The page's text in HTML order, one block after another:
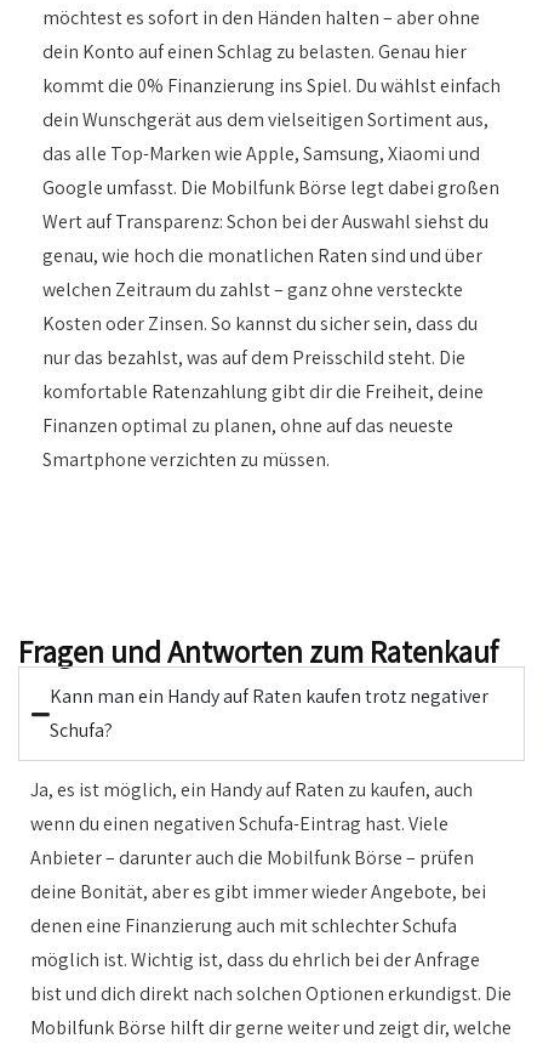
möchtest es sofort in den Händen halten – aber ohne
dein Konto auf einen Schlag zu belasten. Genau hier
kommt die 0% Finanzierung ins Spiel. Du wählst einfach
dein Wunschgerät aus dem vielseitigen Sortiment aus,
das alle Top-Marken wie Apple, Samsung, Xiaomi und
Google umfasst. Die Mobilfunk Börse legt dabei großen
Wert auf Transparenz: Schon bei der Auswahl siehst du
genau, wie hoch die monatlichen Raten sind und über
welchen Zeitraum du zahlst – ganz ohne versteckte
Kosten oder Zinsen. So kannst du sicher sein, dass du
nur das bezahlst, was auf dem Preisschild steht. Die
komfortable Ratenzahlung gibt dir die Freiheit, deine
Finanzen optimal zu planen, ohne auf das neueste
Smartphone verzichten zu müssen.
Fragen und Antworten zum Ratenkauf
Kann man ein Handy auf Raten kaufen trotz negativer
Schufa?
Ja, es ist möglich, ein Handy auf Raten zu kaufen, auch
wenn du einen negativen Schufa-Eintrag hast. Viele
Anbieter – darunter auch die Mobilfunk Börse – prüfen
deine Bonität, aber es gibt immer wieder Angebote, bei
denen eine Finanzierung auch mit schlechter Schufa
möglich ist. Wichtig ist, dass du ehrlich bei der Anfrage
bist und dich direkt nach solchen Optionen erkundigst. Die
Mobilfunk Börse hilft dir gerne weiter und zeigt dir, welche